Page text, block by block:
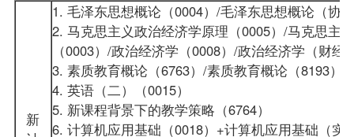
新
1. 毛泽东思想概论（0004）/毛泽东思想概论（协
2. 马克思主义政治经济学原理（0005）/马克思主
（0003）/政治经济学（0008）/政治经济学（财经
3. 素质教育概论（6763）/素质教育概论（8193）
4. 英语（二）
（0015）
5. 新课程背景下的教学策略（6764）
6. 计算机应用基础 （0018）+计算机应用基础（实